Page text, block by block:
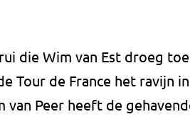
die Wim van Est droeg
Tour de France het ravijn
van Peer heeft de